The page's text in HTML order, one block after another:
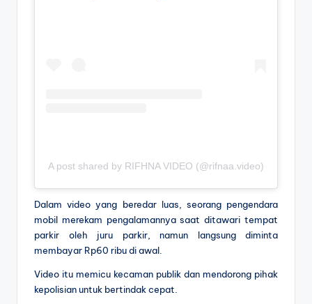
A post shared by RIFHNA VIDEO (@rifnaa.video)
Dalam video yang beredar luas, seorang pengendara
mobil merekam pengalamannya saat ditawari tempat
parkir oleh juru parkir, namun langsung diminta
membayar Rp60 ribu di awal.
Video itu memicu kecaman publik dan mendorong pihak
kepolisian untuk bertindak cepat.